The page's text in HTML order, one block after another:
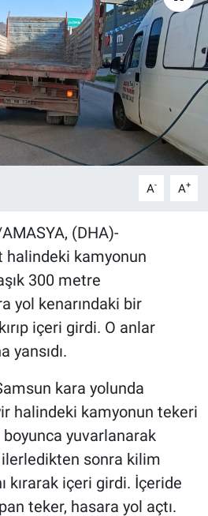
A- A+
(DHA)-
halindeki kamyonun
300 metre
yol kenarındaki bir
içeri girdi. O anlar
yansıdı.
kara yolunda
halindeki kamyonun tekeri
boyunca yuvarlanarak
sonra kilim
kırarak içeri girdi. İçeride
teker, hasara yol açtı.